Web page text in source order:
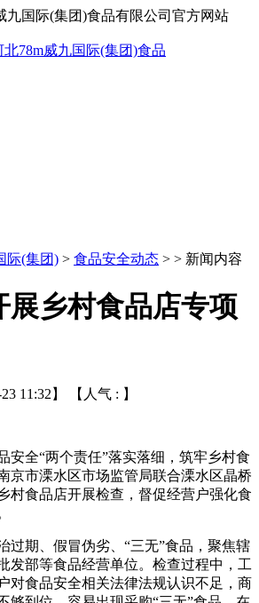
九国际(集团)食品有限公司官方网站
际(集团) > 食品安全动态 > > 新闻内容
展乡村食品店专项
11:32】 【人气 : 】
全“两个责任”落实落细，筑牢乡村食
京市溧水区市场监管局联合溧水区晶桥
村食品店开展检查，督促经营户强化食
期、假冒伪劣、“三无”食品，聚焦辖
发部等食品经营单位。检查过程中，工
对食品安全相关法律法规认识不足，商